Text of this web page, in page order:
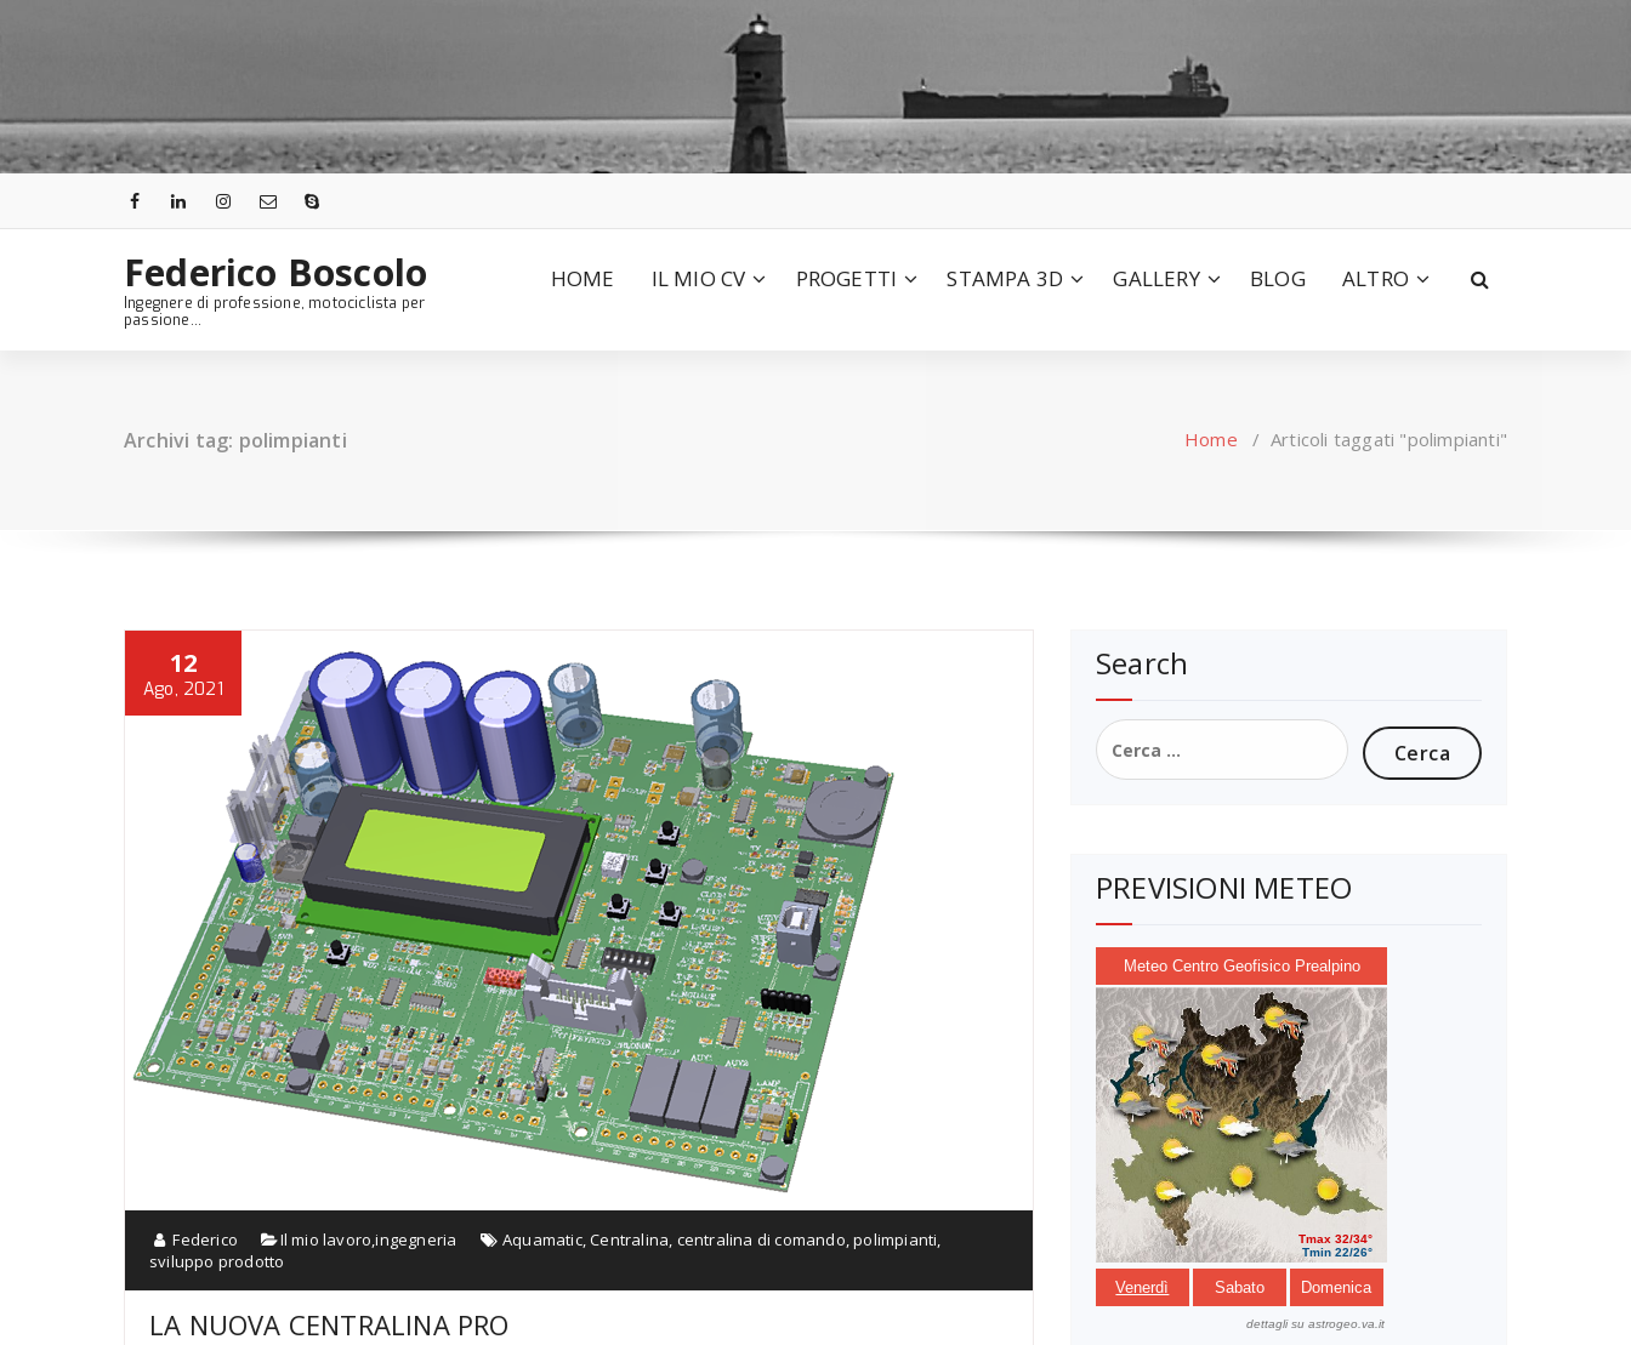
Federico Boscolo
Ingegnere di professione, motociclista per
passione...
HOME IL MIO CV PROGETTI STAMPA 3D GALLERY BLOG ALTRO
Archivi tag: polimpianti Home / Articoli taggati "polimpianti"
12
Ago, 2021
Federico Il mio lavoro,ingegneria Aquamatic,Centralina, centralina di comando,polimpianti,
sviluppo prodotto
LA NUOVA CENTRALINA PRO
Search
Ricerca
per:
PREVISIONI METEO